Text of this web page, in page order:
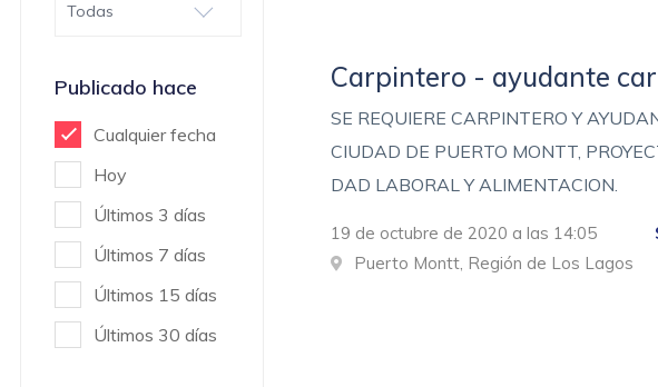
Todas
Publicado hace
Cualquier fecha
Hoy
Últimos 3 días
Últimos 7 días
Últimos 15 días
Últimos 30 días
Carpintero - ayudante
SE REQUIERE CARPINTERO Y
CIUDAD DE PUERTO MONTT,
DAD LABORAL Y ALIMENTACION.
19 de octubre de 2020 a las 14:05
Puerto Montt, Región de Los Lagos